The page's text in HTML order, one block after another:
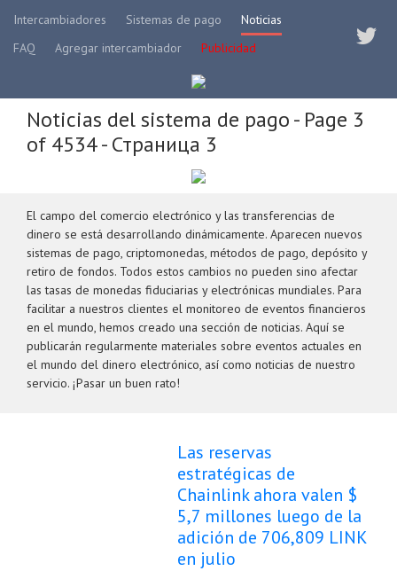
Intercambiadores Sistemas de pago
Noticias
FAQ
Agregar intercambiador Publicidad
Noticias del sistema de pago - Page 3
of 4534 - Страница 3
El campo del comercio electrónico y las transferencias de
dinero se está desarrollando dinámicamente. Aparecen nuevos
sistemas de pago, criptomonedas, métodos de pago, depósito y
retiro de fondos. Todos estos cambios no pueden sino afectar
las tasas de monedas fiduciarias y electrónicas mundiales. Para
facilitar a nuestros clientes el monitoreo de eventos financieros
en el mundo, hemos creado una sección de noticias. Aquí se
publicarán regularmente materiales sobre eventos actuales en
el mundo del dinero electrónico, así como noticias de nuestro
servicio. ¡Pasar un buen rato!
Las reservas
estratégicas de
Chainlink ahora valen $
5,7 millones luego de la
adición de 706,809 LINK
en julio